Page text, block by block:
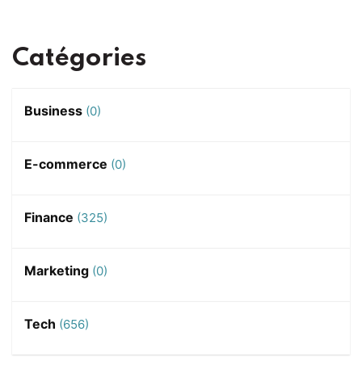
Catégories
Business (0)
E-commerce (0)
Finance (325)
Marketing (0)
Tech (656)